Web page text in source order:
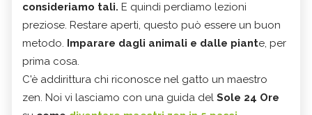
consideriamo tali. E quindi perdiamo lezioni
preziose. Restare aperti, questo può essere un buon
metodo. Imparare dagli animali e dalle piante, per
prima cosa.
C'è addirittura chi riconosce nel gatto un maestro
zen. Noi vi lasciamo con una guida del Sole 24 Ore